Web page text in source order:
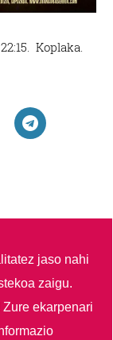
Koplaka.
jaso nahi
zaigu.
Zure ekarpenari